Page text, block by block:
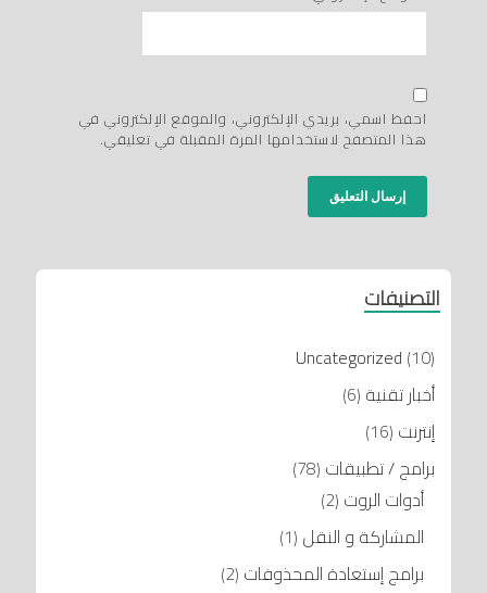
احفظ اسمي، بريدي الإلكتروني، والموقع الإلكتروني في
هذا المتصفح لاستخدامها المرة المقبلة في تعليقي.
التصنيفات
Uncategorized (10)
أخبار تقنية (6)
إنترنت (16)
برامج / تطبيقات (78)
أدوات الروت (2)
المشاركة و النقل (1)
برامج إستعادة المحذوفات (2)